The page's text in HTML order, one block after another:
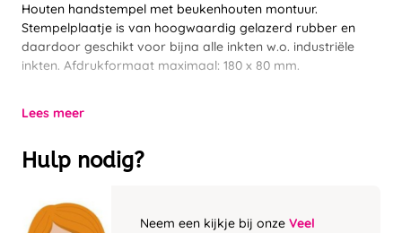
Houten handstempel met beukenhouten montuur.
Stempelplaatje is van hoogwaardig gelazerd rubber en
daardoor geschikt voor bijna alle inkten w.o. industriële
inkten. Afdrukformaat maximaal: 180 x 80 mm.
Lees meer
Hulp nodig?
Neem een kijkje bij onze Veel